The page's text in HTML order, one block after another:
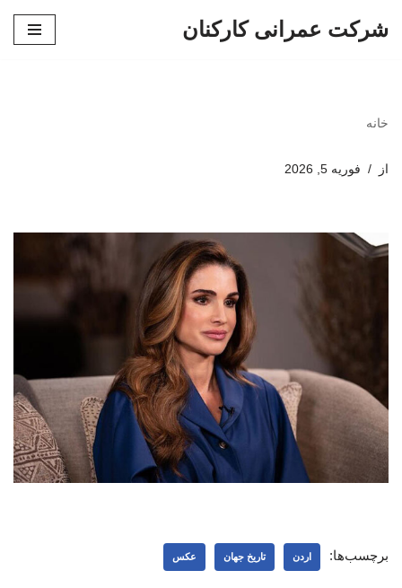
شرکت عمرانی کارکنان
خانه
از فوریه 5, 2026
برچسب‌ها: اردن تاریخ جهان عکس